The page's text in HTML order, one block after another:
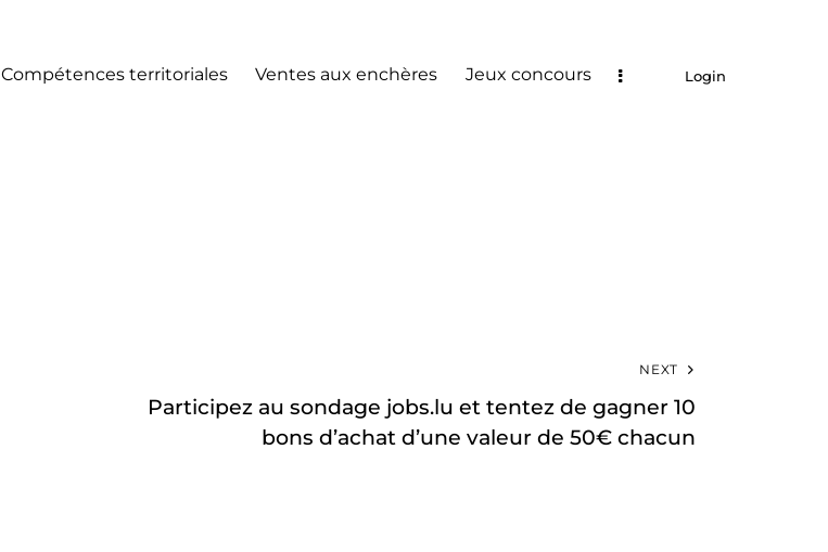
Compétences territoriales Ventes aux enchères Jeux concours Login
NEXT
Participez au sondage jobs.lu et tentez de gagner 10
bons d’achat d’une valeur de 50€ chacun